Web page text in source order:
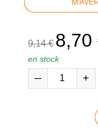
9,14€
Le
prix
initial
était :
9,14 €.
8,70
en stock